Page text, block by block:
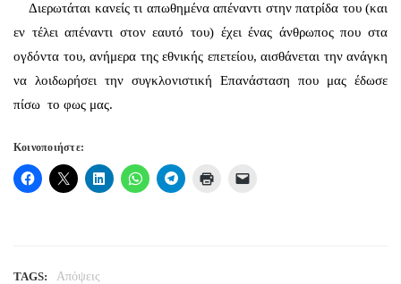
Διερωτάται κανείς τι απωθημένα απέναντι στην πατρίδα του (και
εν τέλει απέναντι στον εαυτό του) έχει ένας άνθρωπος που στα
ογδόντα του, ανήμερα της εθνικής επετείου, αισθάνεται την ανάγκη
να λοιδωρήσει την συγκλονιστική Επανάσταση που μας έδωσε
πίσω το φως μας.
Κοινοποιήστε:
TAGS: Απόψεις